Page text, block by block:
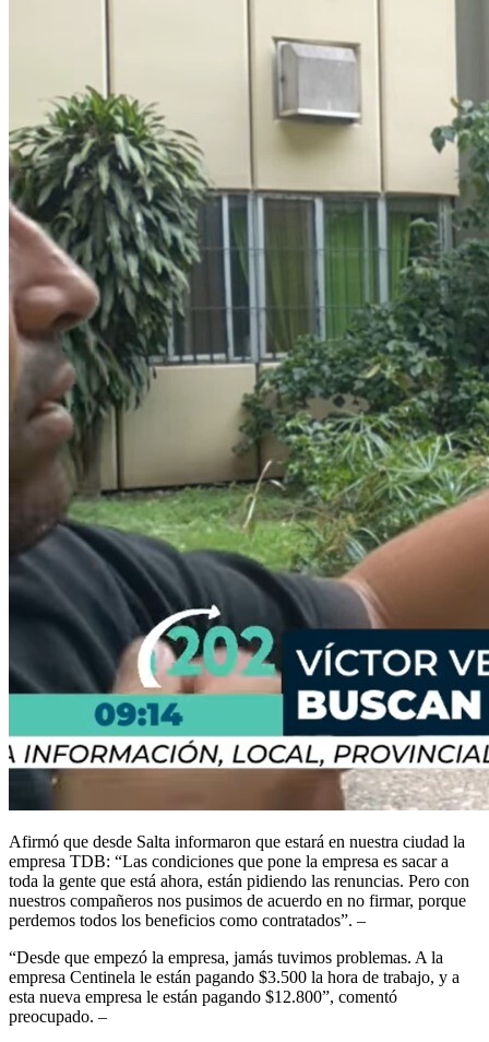
Afirmó que desde Salta informaron que estará en nuestra ciudad la
empresa TDB: “Las condiciones que pone la empresa es sacar a
toda la gente que está ahora, están pidiendo las renuncias. Pero con
nuestros compañeros nos pusimos de acuerdo en no firmar, porque
perdemos todos los beneficios como contratados”. –
“Desde que empezó la empresa, jamás tuvimos problemas. A la
empresa Centinela le están pagando $3.500 la hora de trabajo, y a
esta nueva empresa le están pagando $12.800”, comentó
preocupado. –